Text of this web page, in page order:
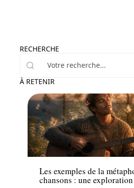
RECHERCHE
À RETENIR
Famille
Les exemples de la
chansons : une